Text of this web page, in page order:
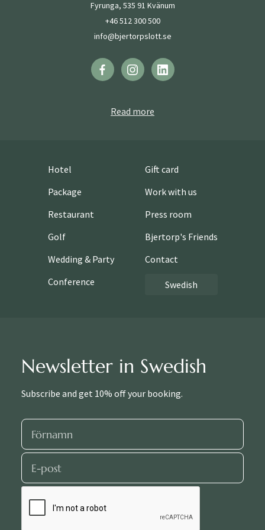
Fyrunga, 535 91 Kvänum
+46 512 300 500
info@bjertorpslott.se
Read more
Hotel
Package
Restaurant
Golf
Wedding & Party
Conference
Gift card
Work with us
Press room
Bjertorp's Friends
Contact
Swedish
Newsletter in Swedish
Subscribe and get 10% off your booking.